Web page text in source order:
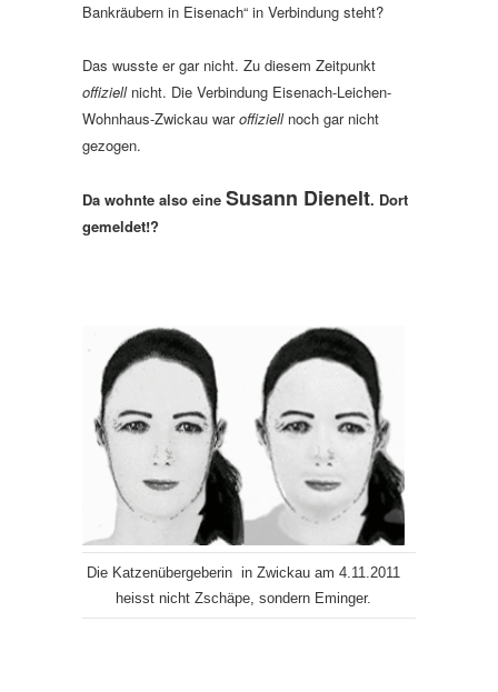
Bankräubern in Eisenach“ in Verbindung steht?
Das wusste er gar nicht. Zu diesem Zeitpunkt
offiziellnicht. Die Verbindung Eisenach-Leichen-
Wohnhaus-Zwickau waroffiziell noch gar nicht
gezogen.
Da wohnte also eine Susann Dienelt. Dort
gemeldet!?
Die Katzenübergeberin in Zwickau am 4.11.2011
heisst nicht Zschäpe, sondern Eminger.